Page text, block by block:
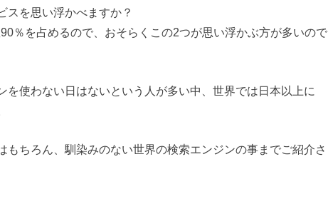
スを思い浮かべますか？
％を占めるので、おそらくこの2つが思い浮かぶ方が多いので
を使わない日はないという人が多い中、世界では日本以上に
ちろん、馴染みのない世界の検索エンジンの事までご紹介さ